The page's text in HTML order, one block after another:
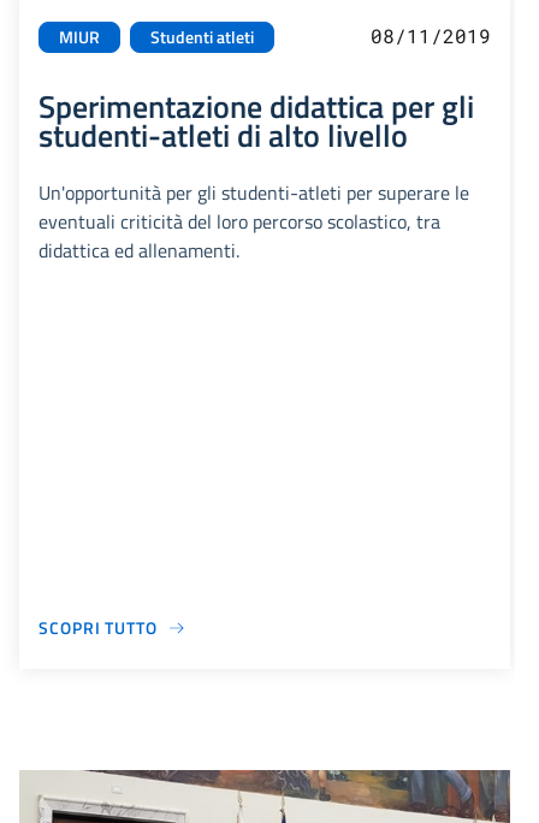
MIUR Studenti atleti 08/11/2019
Sperimentazione didattica per gli
studenti-atleti di alto livello
Un'opportunità per gli studenti-atleti per superare le
eventuali criticità del loro percorso scolastico, tra
didattica ed allenamenti.
SCOPRI TUTTO